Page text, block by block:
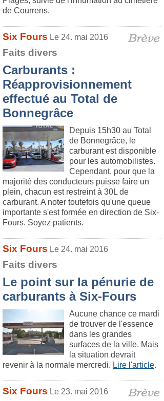
de Courrens.
Six Fours Le 24. mai 2016
Faits divers
Carburants :
Réapprovisionnement
effectué au Total de
Bonnegrâce
Depuis 15h30 au Total
de Bonnegrâce, le
carburant est disponible
pour les automobilistes.
Cependant, pour que la
majorité des conducteurs puisse faire un
plein, chacun est restreint à 30L de
carburant. A noter toutefois qu'une queue
importante s'est formée en direction de Six-
Fours. Soyez patients.
Six Fours Le 24. mai 2016
Faits divers
Le point sur la pénurie de
carburants à Six-Fours
Aucune chance ce mardi
de trouver de l'essence
dans les grandes
surfaces de la ville. Mais
la situation devrait
revenir à la normale mercredi. Lire l'article.
Six Fours Le 23. mai 2016